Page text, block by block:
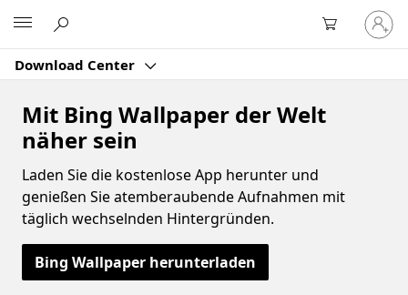
Download Center
Bei
Ihrem
Konto
Mit Bing Wallpaper der Welt
näher sein
Laden Sie die kostenlose App herunter und
genießen Sie atemberaubende Aufnahmen mit
täglich wechselnden Hintergründen.
Bing Wallpaper herunterladen